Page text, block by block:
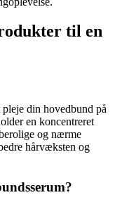
til en
din hovedbund på
en koncentreret
og nærme
hårvæksten og